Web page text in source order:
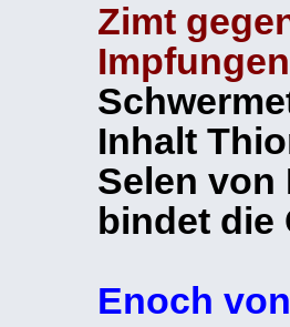
Zimt
Inhalt
Selen
bindet die
Enoch